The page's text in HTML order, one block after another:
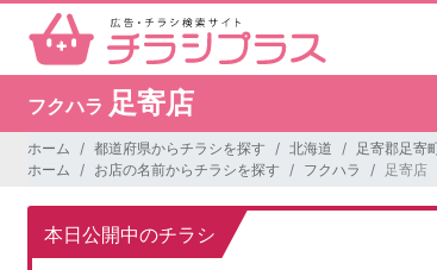
フクハラ 足寄店
ホーム 都道府県からチラシを探す 北海道 足寄郡足寄
ホーム
お店の名前からチラシを探す フクハラ 足寄店
本日公開中のチラシ